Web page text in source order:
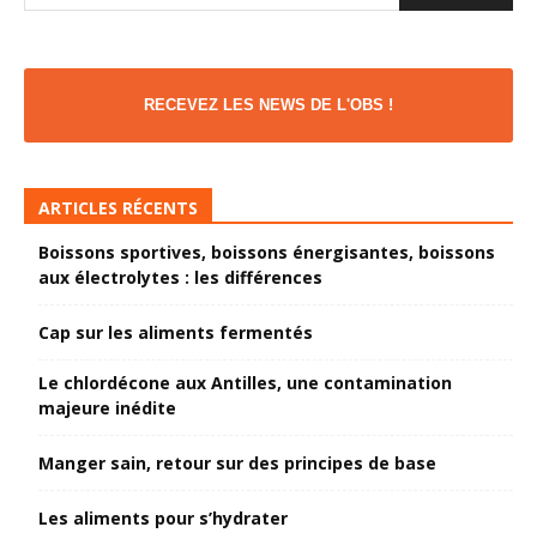
RECEVEZ LES NEWS DE L'OBS !
ARTICLES RÉCENTS
Boissons sportives, boissons énergisantes, boissons
aux électrolytes : les différences
Cap sur les aliments fermentés
Le chlordécone aux Antilles, une contamination
majeure inédite
Manger sain, retour sur des principes de base
Les aliments pour s’hydrater